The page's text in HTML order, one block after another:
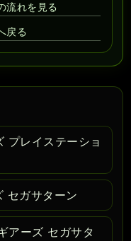
流れを見る
戻る
プレイステーショ
セガサターン
アーズ セガサタ